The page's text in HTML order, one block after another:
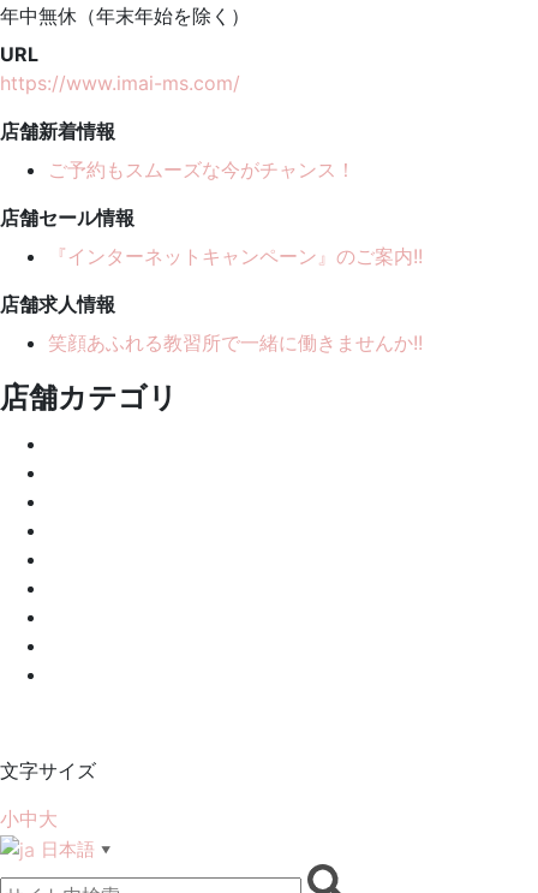
年中無休（年末年始を除く）
URL
https://www.imai-ms.com/
店舗新着情報
ご予約もスムーズな今がチャンス！
店舗セール情報
『インターネットキャンペーン』のご案内!!
店舗求人情報
笑顔あふれる教習所で一緒に働きませんか!!
店舗カテゴリ
文字サイズ
小中大
日本語 ▼